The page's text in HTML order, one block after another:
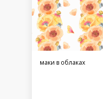
маки в облаках